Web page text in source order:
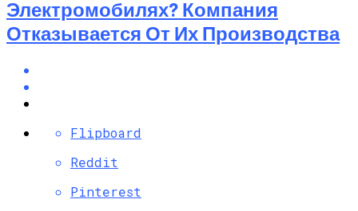
Электромобилях? Компания
Отказывается От Их Производства
Flipboard
Reddit
Pinterest